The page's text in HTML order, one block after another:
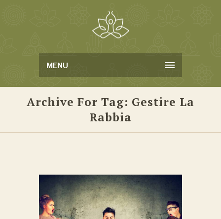
MENU
Archive For Tag: Gestire La
Rabbia